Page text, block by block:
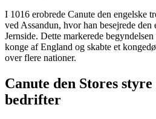
I 1016 erobrede Canute den engelske
ved Assandun, hvor han besejrede
Jernside. Dette markerede
konge af England og skabte et
over flere nationer.
Canute den Stores
bedrifter